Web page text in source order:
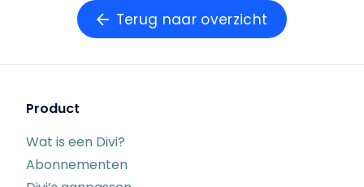
Terug naar overzicht
Product
Wat is een Divi?
Abonnementen